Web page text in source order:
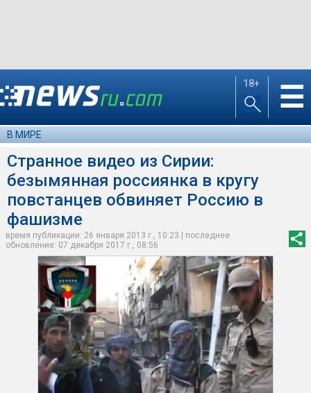
18+ ☰
В МИРЕ
Странное видео из Сирии:
безымянная россиянка в кругу
повстанцев обвиняет Россию в
фашизме
время публикации: 26 января 2013 г., 10:23 | последнее
обновление: 07 декабря 2017 г., 08:56